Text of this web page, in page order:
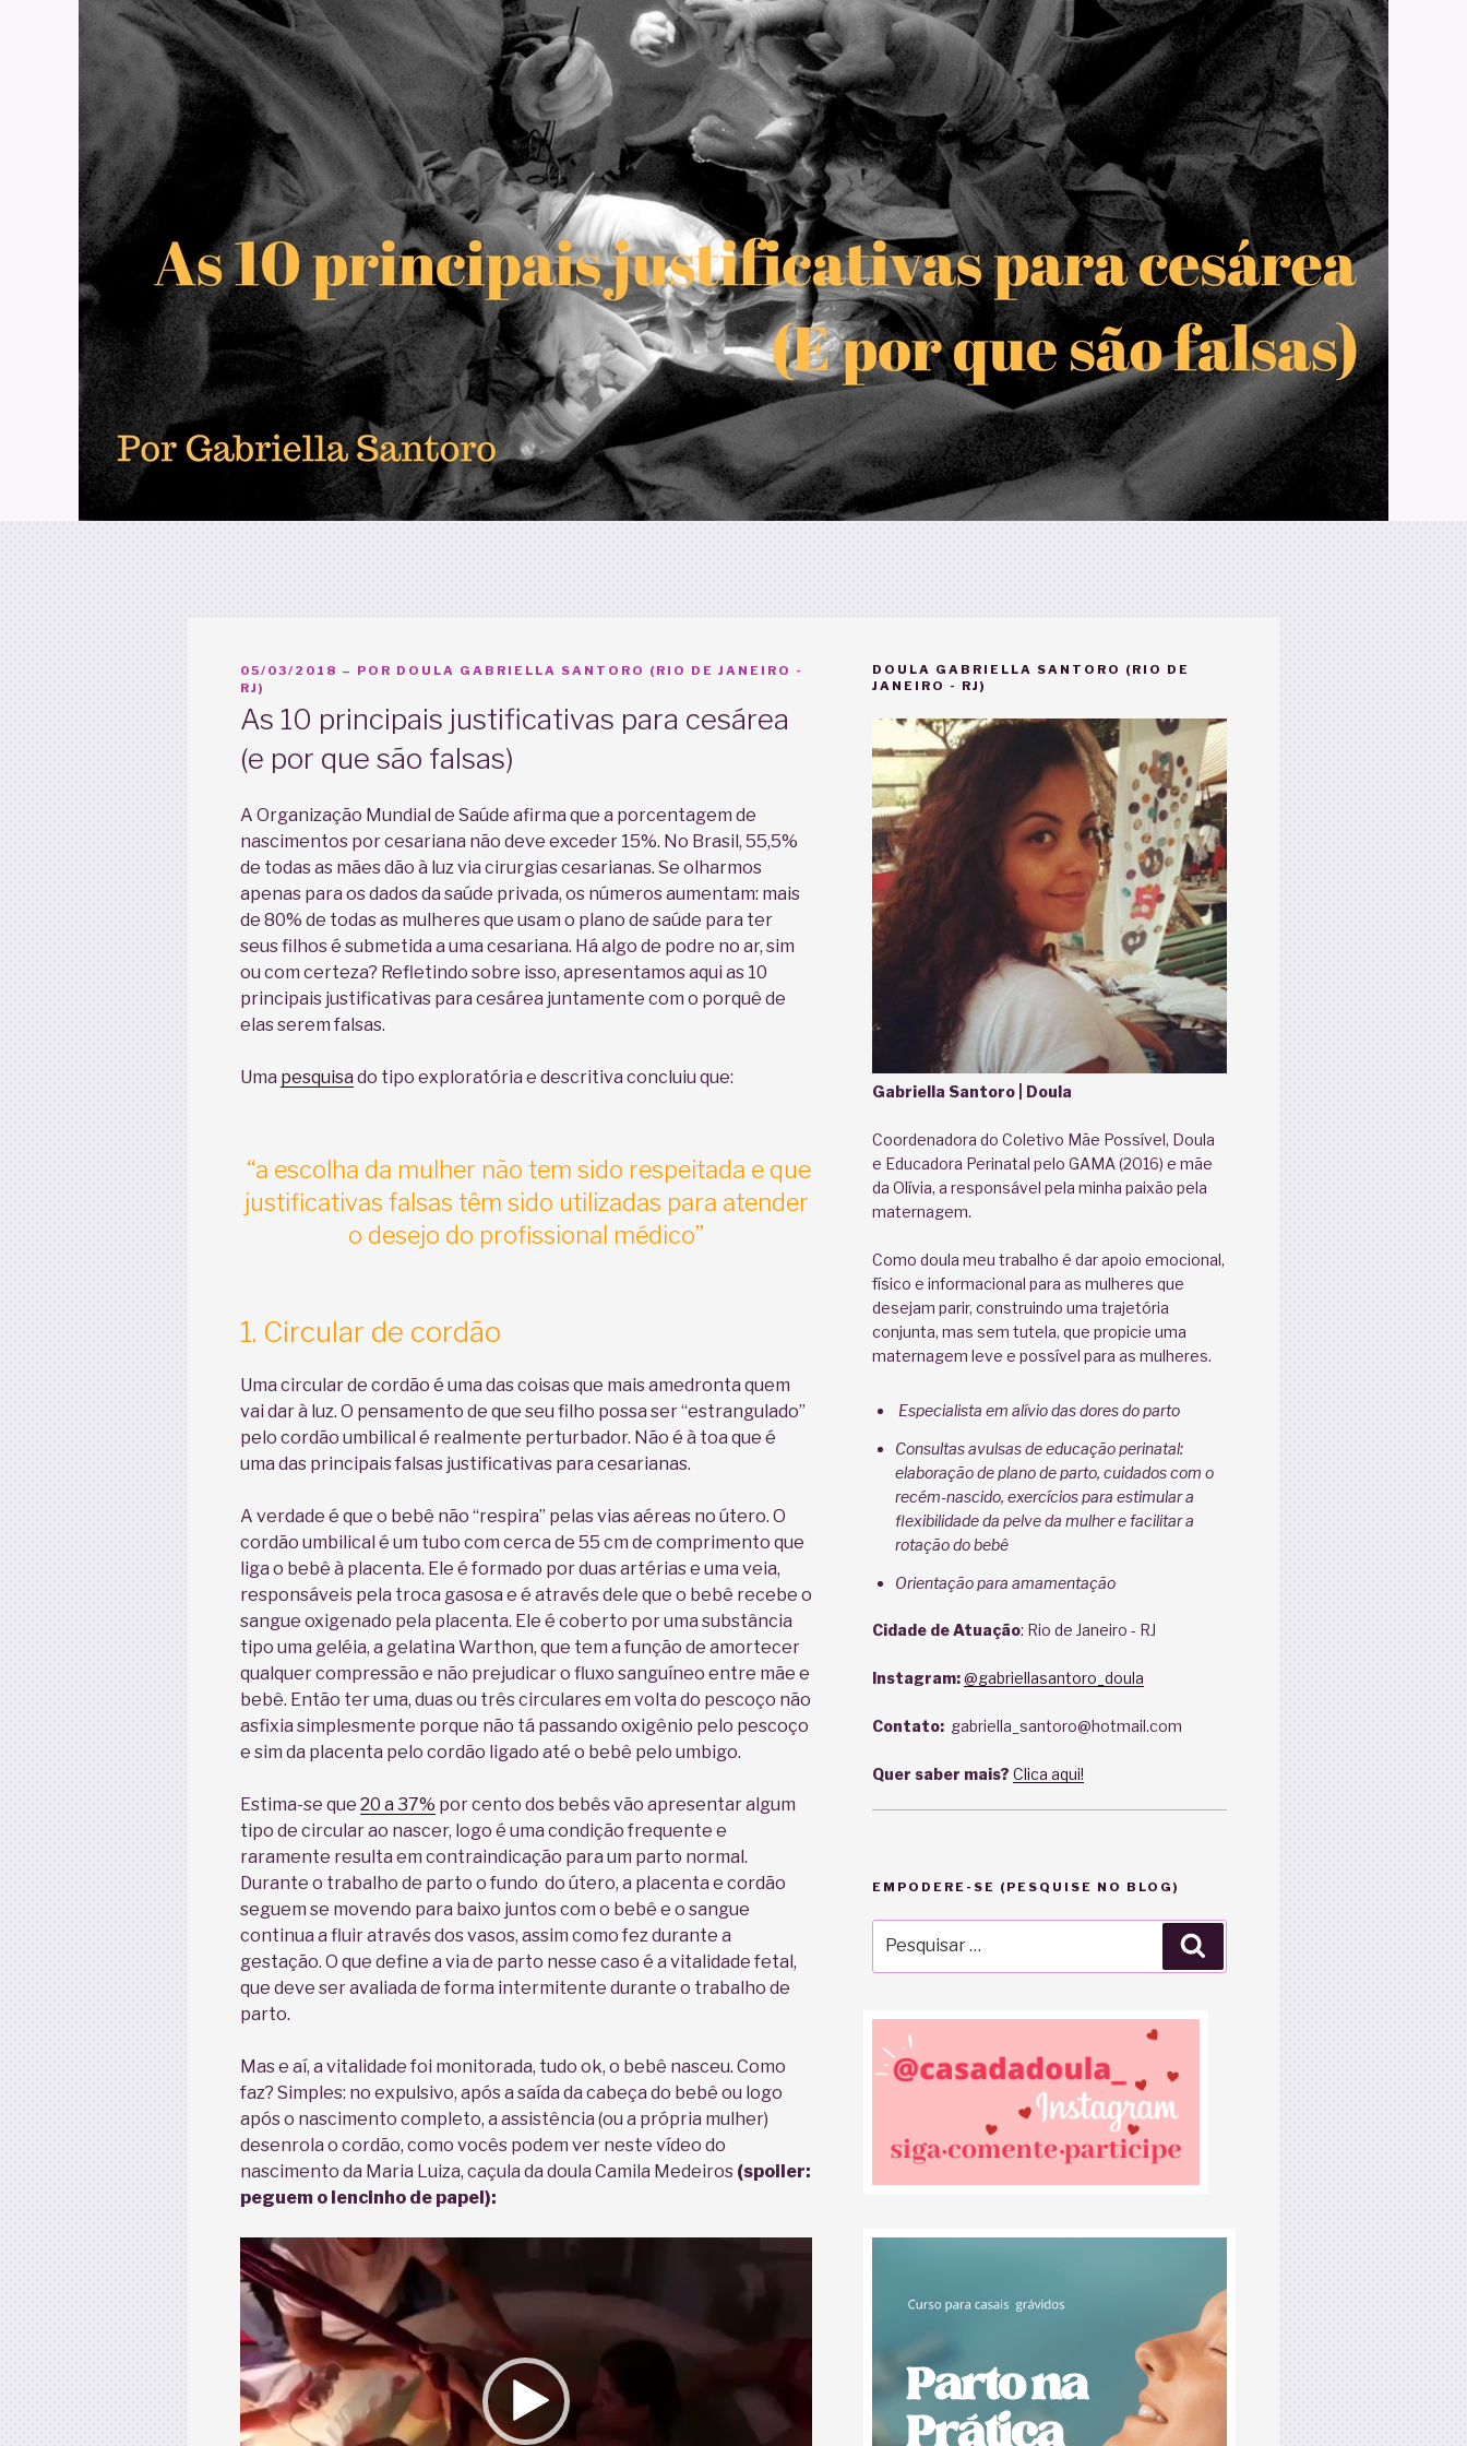
PUBLICADO
EM
05/03/2018 – POR DOULA GABRIELLA SANTORO (RIO DE JANEIRO -
RJ)
As 10 principais justificativas para cesárea
(e por que são falsas)
A Organização Mundial de Saúde afirma que a porcentagem de
nascimentos por cesariana não deve exceder 15%. No Brasil, 55,5%
de todas as mães dão à luz via cirurgias cesarianas. Se olharmos
apenas para os dados da saúde privada, os números aumentam: mais
de 80% de todas as mulheres que usam o plano de saúde para ter
seus filhos é submetida a uma cesariana. Há algo de podre no ar, sim
ou com certeza? Refletindo sobre isso, apresentamos aqui as 10
principais justificativas para cesárea juntamente com o porquê de
elas serem falsas.
Uma pesquisa do tipo exploratória e descritiva concluiu que:
“a escolha da mulher não tem sido respeitada e que
justificativas falsas têm sido utilizadas para atender
o desejo do profissional médico”
1. Circular de cordão
Uma circular de cordão é uma das coisas que mais amedronta quem
vai dar à luz. O pensamento de que seu filho possa ser “estrangulado”
pelo cordão umbilical é realmente perturbador. Não é à toa que é
uma das principais falsas justificativas para cesarianas.
A verdade é que o bebê não “respira” pelas vias aéreas no útero. O
cordão umbilical é um tubo com cerca de 55 cm de comprimento que
liga o bebê à placenta. Ele é formado por duas artérias e uma veia,
responsáveis pela troca gasosa e é através dele que o bebê recebe o
sangue oxigenado pela placenta. Ele é coberto por uma substância
tipo uma geléia, a gelatina Warthon, que tem a função de amortecer
qualquer compressão e não prejudicar o fluxo sanguíneo entre mãe e
bebê. Então ter uma, duas ou três circulares em volta do pescoço não
asfixia simplesmente porque não tá passando oxigênio pelo pescoço
e sim da placenta pelo cordão ligado até o bebê pelo umbigo.
Estima-se que 20 a 37% por cento dos bebês vão apresentar algum
tipo de circular ao nascer, logo é uma condição frequente e
raramente resulta em contraindicação para um parto normal.
Durante o trabalho de parto o fundo do útero, a placenta e cordão
seguem se movendo para baixo juntos com o bebê e o sangue
continua a fluir através dos vasos, assim como fez durante a
gestação. O que define a via de parto nesse caso é a vitalidade fetal,
que deve ser avaliada de forma intermitente durante o trabalho de
parto.
Mas e aí, a vitalidade foi monitorada, tudo ok, o bebê nasceu. Como
faz? Simples: no expulsivo, após a saída da cabeça do bebê ou logo
após o nascimento completo, a assistência (ou a própria mulher)
desenrola o cordão, como vocês podem ver neste vídeo do
nascimento da Maria Luiza, caçula da doula Camila Medeiros (spoiler:
peguem o lencinho de papel):
Tocador
de
vídeo
DOULA GABRIELLA SANTORO (RIO DE
JANEIRO - RJ)
Gabriella Santoro | Doula
Coordenadora do Coletivo Mãe Possível, Doula
e Educadora Perinatal pelo GAMA (2016) e mãe
da Olívia, a responsável pela minha paixão pela
maternagem.
Como doula meu trabalho é dar apoio emocional,
físico e informacional para as mulheres que
desejam parir, construindo uma trajetória
conjunta, mas sem tutela, que propicie uma
maternagem leve e possível para as mulheres.
Especialista em alívio das dores do parto
Consultas avulsas de educação perinatal:
elaboração de plano de parto, cuidados com o
recém-nascido, exercícios para estimular a
flexibilidade da pelve da mulher e facilitar a
rotação do bebê
Orientação para amamentação
Cidade de Atuação: Rio de Janeiro - RJ
Instagram:@gabriellasantoro_doula
Contato:gabriella_santoro@hotmail.com
Quer saber mais? Clica aqui!
EMPODERE-SE (PESQUISE NO BLOG)
por: